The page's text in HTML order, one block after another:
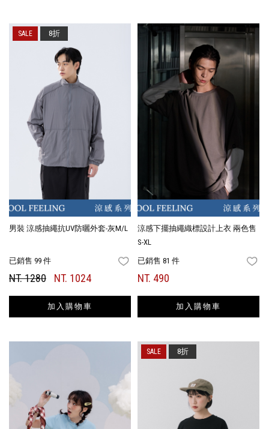
男裝 涼感抽繩抗UV防曬外套-灰M/L
已銷售 99 件 FAVORITES
NT. 1280 NT. 1024
加入購物車
8折
涼感下擺抽繩織標設計上衣 兩色售
S-XL
已銷售 81 件
NT. 490
加入購物車
8折